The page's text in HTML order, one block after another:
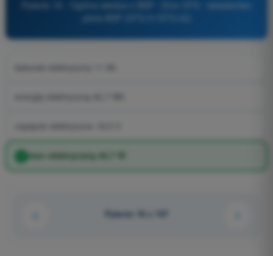
moc elektryczną 40,7 W
Pytanie 18 z 167